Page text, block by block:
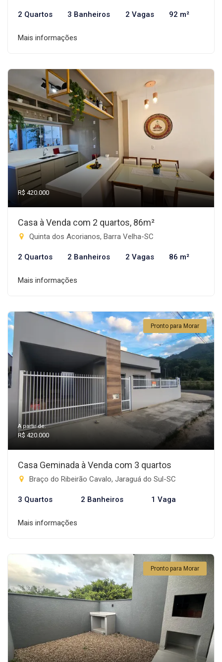
2 Quartos 3 Banheiros 2 Vagas 92 m²
Mais informações
R$ 420.000
Casa à Venda com 2 quartos, 86m²
Quinta dos Acorianos, Barra Velha-SC
2 Quartos 2 Banheiros 2 Vagas 86 m²
Mais informações
Pronto para Morar
A partir de:
R$ 420.000
Casa Geminada à Venda com 3 quartos
Braço do Ribeirão Cavalo, Jaraguá do Sul-SC
3 Quartos 2 Banheiros 1 Vaga
Mais informações
Pronto para Morar